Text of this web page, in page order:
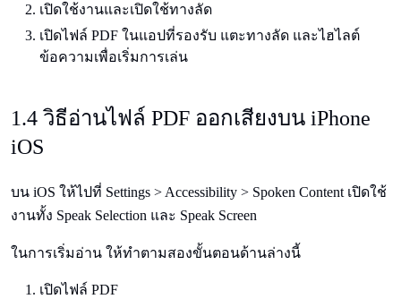
เปิดใช้งานและเปิดใช้ทางลัด
เปิดไฟล์ PDF ในแอปที่รองรับ แตะทางลัด และไฮไลต์
ข้อความเพื่อเริ่มการเล่น
1.4 วิธีอ่านไฟล์ PDF ออกเสียงบน iPhone
iOS
บน iOS ให้ไปที่ Settings > Accessibility > Spoken Content เปิดใช้
งานทั้ง Speak Selection และ Speak Screen
ในการเริ่มอ่าน ให้ทำตามสองขั้นตอนด้านล่างนี้
เปิดไฟล์ PDF